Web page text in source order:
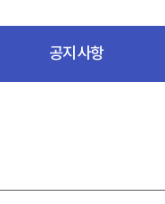
공지사항